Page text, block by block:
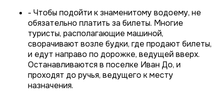
- Чтобы подойти к знаменитому водоему, не
обязательно платить за билеты. Многие
туристы, располагающие машиной,
сворачивают возле будки, где продают билеты,
и едут направо по дорожке, ведущей вверх.
Останавливаются в поселке Иван До, и
проходят до ручья, ведущего к месту
назначения.